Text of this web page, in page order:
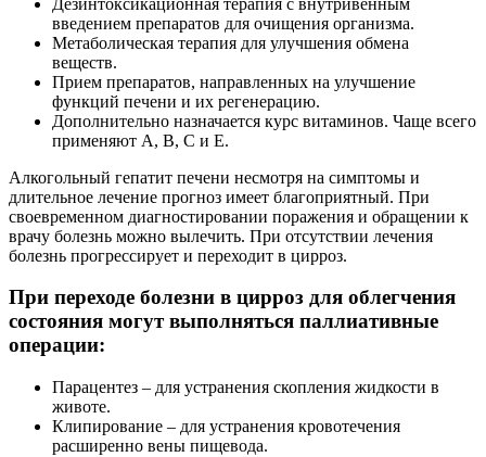
введением препаратов для очищения организма.
Метаболическая терапия для улучшения обмена
веществ.
Прием препаратов, направленных на улучшение
функций печени и их регенерацию.
Дополнительно назначается курс витаминов. Чаще всего
применяют А, В, С и Е.
Алкогольный гепатит печени несмотря на симптомы и
длительное лечение прогноз имеет благоприятный. При
своевременном диагностировании поражения и обращении к
врачу болезнь можно вылечить. При отсутствии лечения
болезнь прогрессирует и переходит в цирроз.
При переходе болезни в цирроз для облегчения
состояния могут выполняться паллиативные
операции:
Парацентез – для устранения скопления жидкости в
животе.
Клипирование – для устранения кровотечения
расширенно вены пищевода.